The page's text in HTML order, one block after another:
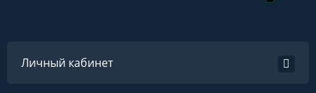
Личный кабинет